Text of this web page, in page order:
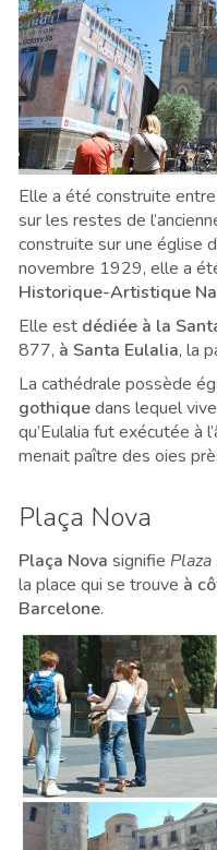
Elle a été construite
sur les restes de
construite sur une église
novembre 1929, elle a
Historique-Artistique
Elle est dédiée à la
877, à Santa Eulalia, la
La cathédrale possède
gothiquedans lequel
qu’Eulalia fut exécutée à
menait paître des oies
Plaça Nova
Plaça Nova signifie
la place qui se trouve à
Barcelone.